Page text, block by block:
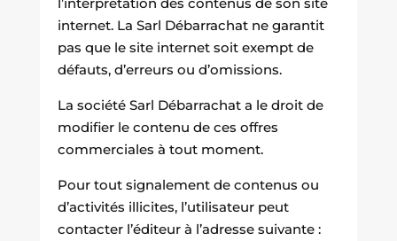
internet. La Sarl Débarrachat ne garantit
pas que le site internet soit exempt de
défauts, d’erreurs ou d’omissions.
La société Sarl Débarrachat a le droit de
modifier le contenu de ces offres
commerciales à tout moment.
Pour tout signalement de contenus ou
d’activités illicites, l’utilisateur peut
contacter l’éditeur à l’adresse suivante :